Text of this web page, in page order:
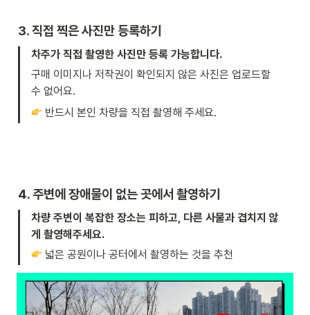
3. 직접 찍은 사진만 등록하기
차주가 직접 촬영한 사진만 등록 가능합니다.
구매 이미지나 저작권이 확인되지 않은 사진은 업로드할
수 없어요.
반드시 본인 차량을 직접 촬영해 주세요.
4. 주변에 장애물이 없는 곳에서 촬영하기
차량 주변이 복잡한 장소는 피하고, 다른 사물과 겹치지 않
게 촬영해주세요.
넓은 공원이나 공터에서 촬영하는 것을 추천